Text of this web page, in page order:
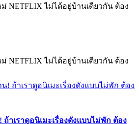
NETFLIX ไม่ได้อยู่บ้านเดียวกัน ต้อง
NETFLIX ไม่ได้อยู่บ้านเดียวกัน ต้อง
าเราดูอนิเมะเรื่องดังแบบไม่พัก ต้อง